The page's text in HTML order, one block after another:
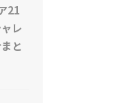
21
レ
と